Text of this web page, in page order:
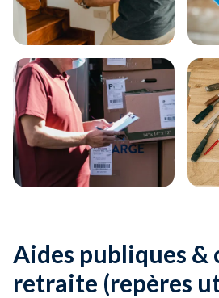
Aides publiques &
retraite (repères